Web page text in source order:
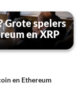
spelers
en XRP
en Ethereum